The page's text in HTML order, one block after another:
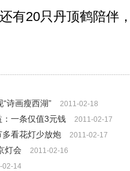
20只丹顶鹤陪伴
诗画瘦西湖”
2011-02-18
一条仅值3元钱 2011-02-17
看花灯少放炮 2011-02-17
灯会 2011-02-16
02-14